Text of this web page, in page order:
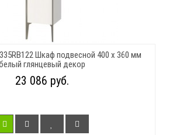
Шкаф подвесной 400 x 360 мм
глянцевый декор
23 086 руб.